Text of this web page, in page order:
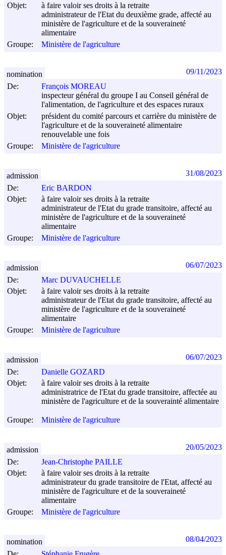
Objet:
à faire valoir ses droits à la retraite
administrateur de l'Etat du deuxième grade, affecté au
ministère de l'agriculture et de la souveraineté
alimentaire
Groupe:
Ministère de l'agriculture
De:
François MOREAU
inspecteur général du groupe I au Conseil général de
l'alimentation, de l'agriculture et des espaces ruraux
Objet:
président du comité parcours et carrière du ministère de
l'agriculture et de la souveraineté alimentaire
renouvelable une fois
Groupe:
Ministère de l'agriculture
nomination 09/11/2023
De:
Eric BARDON
Objet:
à faire valoir ses droits à la retraite
administrateur de l'Etat du grade transitoire, affecté au
ministère de l'agriculture et de la souveraineté
alimentaire
Groupe:
Ministère de l'agriculture
admission 31/08/2023
De:
Marc DUVAUCHELLE
Objet:
à faire valoir ses droits à la retraite
administrateur de l'Etat du grade transitoire, affecté au
ministère de l'agriculture et de la souveraineté
alimentaire
Groupe:
Ministère de l'agriculture
admission 06/07/2023
De:
Danielle GOZARD
Objet:
à faire valoir ses droits à la retraite
administratrice de l'Etat du grade transitoire, affectée au
ministère de l'agriculture et de la souverainté alimentaire
Groupe: Ministère de l'agriculture
admission 06/07/2023
De:
Jean-Christophe PAILLE
Objet:
à faire valoir ses droits à la retraite
administrateur du grade transitoire de l'Etat, affecté au
ministère de l'agriculture et de la souveraineté
alimentaire
Groupe:
Ministère de l'agriculture
admission 20/05/2023
nomination 08/04/2023